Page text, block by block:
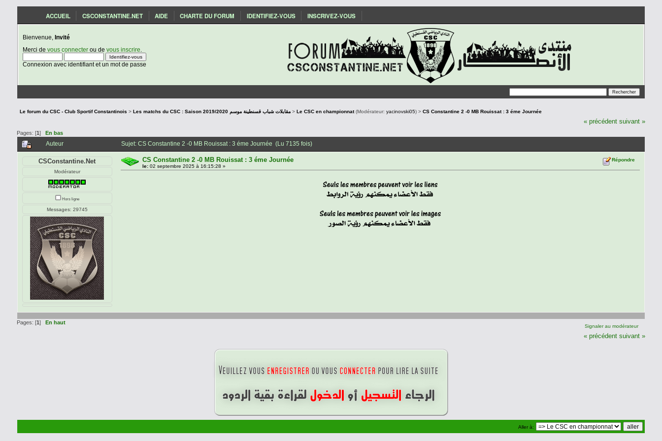
ACCUEIL CSCONSTANTINE.NET AIDE CHARTE DU FORUM IDENTIFIEZ-VOUS INSCRIVEZ-VOUS
Bienvenue, Invité
Merci de vous connecterou de vous inscrire
Connexion avec identifiant et un mot de passe
Le forum du CSC - Club Sportif Constantinois > Les matchs du CSC : Saison 2019/2020 مقابلات شباب قسنطينة موسم >Le CSC en championnat(Modérateur:yacinovski05) >CS Constantine 2 -0 MB Rouissat : 3 éme Journée
« précédent suivant »
Pages: [1] En bas
Auteur Sujet: CS Constantine 2 -0 MB Rouissat : 3 éme Journée (Lu 7135 fois)
CSConstantine.Net
Modérateur
Hors ligne
Messages: 29745
CS Constantine 2 -0 MB Rouissat : 3 éme Journée
le:02 septembre 2025 à 16:15:28 »
Répondre
Signaler au modérateur
Pages: [1 ] En haut
« précédent suivant »
Aller à: